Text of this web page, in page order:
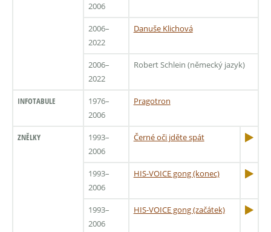
2006
2006–
2022
Danuše Klichová
2006–
2022
Robert Schlein (německý jazyk)
INFOTABULE
1976–
2006
Pragotron
ZNĚLKY
1993–
2006
Černé oči jděte spát
1993–
2006
HIS-VOICE gong (konec)
1993–
2006
HIS-VOICE gong (začátek)